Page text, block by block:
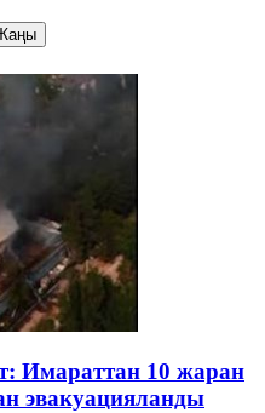
Имараттан 10 жаран
эвакуацияланды